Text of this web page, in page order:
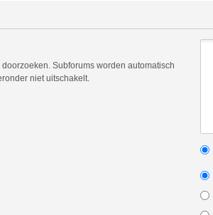
Subforums worden automatisch
niet uitschakelt.